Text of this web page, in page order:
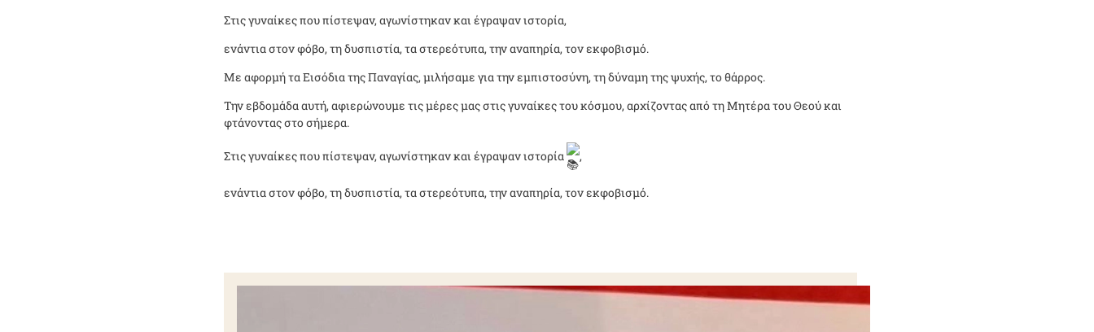
Στις γυναίκες που πίστεψαν, αγωνίστηκαν και έγραψαν ιστορία,
ενάντια στον φόβο, τη δυσπιστία, τα στερεότυπα, την αναπηρία, τον εκφοβισμό.
Με αφορμή τα Εισόδια της Παναγίας, μιλήσαμε για την εμπιστοσύνη, τη δύναμη της ψυχής, το θάρρος.
Την εβδομάδα αυτή, αφιερώνουμε τις μέρες μας στις γυναίκες του κόσμου, αρχίζοντας από τη Μητέρα του Θεού και
φτάνοντας στο σήμερα.
Στις γυναίκες που πίστεψαν, αγωνίστηκαν και έγραψαν ιστορία ,
ενάντια στον φόβο, τη δυσπιστία, τα στερεότυπα, την αναπηρία, τον εκφοβισμό.